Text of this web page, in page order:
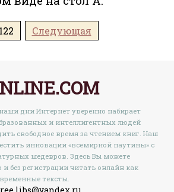
Следующая
дни Интернет уверенно набирает
и интеллигентных людей
свободное время за чтением книг. Наш
инновации «всемирной паутины» с
шедевров. Здесь Вы можете
и без регистрации читать онлайн как
тексты.